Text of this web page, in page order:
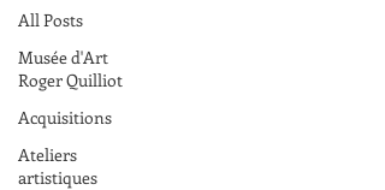
All Posts
Musée d'Art
Roger Quilliot
Acquisitions
Ateliers
artistiques